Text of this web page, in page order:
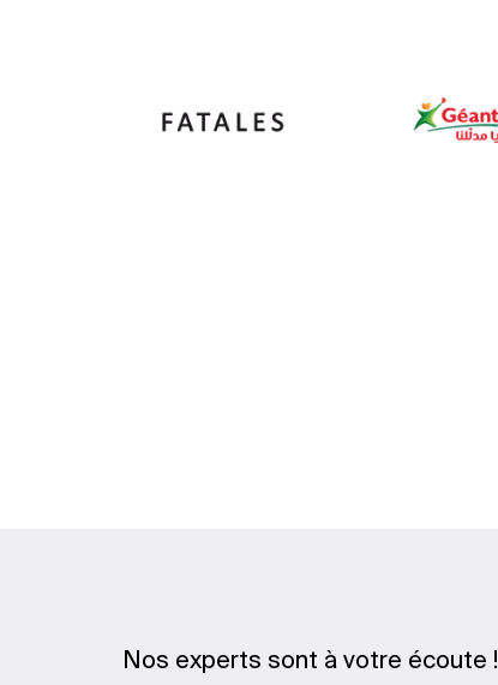
Nos experts sont à votre écoute !